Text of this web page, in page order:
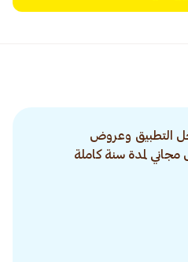
التطبيق وعروض
لمدة سنة كاملة